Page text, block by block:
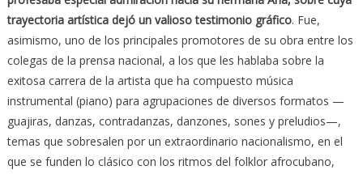
trayectoria artística dejó un valioso testimonio gráfico. Fue,
asimismo, uno de los principales promotores de su obra entre los
colegas de la prensa nacional, a los que les hablaba sobre la
exitosa carrera de la artista que ha compuesto música
instrumental (piano) para agrupaciones de diversos formatos —
guajiras, danzas, contradanzas, danzones, sones y preludios—,
temas que sobresalen por un extraordinario nacionalismo, en el
que se funden lo clásico con los ritmos del folklor afrocubano,